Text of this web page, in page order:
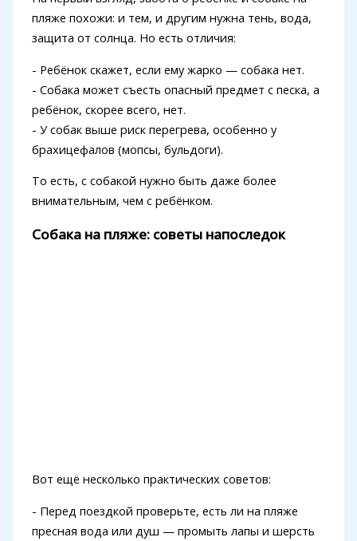
пляже похожи: и тем, и другим нужна тень, вода,
защита от солнца. Но есть отличия:
- Ребёнок скажет, если ему жарко — собака нет.
- Собака может съесть опасный предмет с песка, а
ребёнок, скорее всего, нет.
- У собак выше риск перегрева, особенно у
брахицефалов (мопсы, бульдоги).
То есть, с собакой нужно быть даже более
внимательным, чем с ребёнком.
Собака на пляже: советы напоследок
Вот ещё несколько практических советов:
- Перед поездкой проверьте, есть ли на пляже
пресная вода или душ — промыть лапы и шерсть